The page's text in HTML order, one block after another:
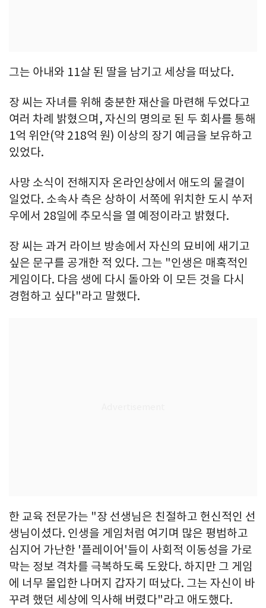
그는 아내와 11살 된 딸을 남기고 세상을 떠났다.
장 씨는 자녀를 위해 충분한 재산을 마련해 두었다고
여러 차례 밝혔으며, 자신의 명의로 된 두 회사를 통해
1억 위안(약 218억 원) 이상의 장기 예금을 보유하고
있었다.
사망 소식이 전해지자 온라인상에서 애도의 물결이
일었다. 소속사 측은 상하이 서쪽에 위치한 도시 쑤저
우에서 28일에 추모식을 열 예정이라고 밝혔다.
장 씨는 과거 라이브 방송에서 자신의 묘비에 새기고
싶은 문구를 공개한 적 있다. 그는 "인생은 매혹적인
게임이다. 다음 생에 다시 돌아와 이 모든 것을 다시
경험하고 싶다"라고 말했다.
한 교육 전문가는 "장 선생님은 친절하고 헌신적인 선
생님이셨다. 인생을 게임처럼 여기며 많은 평범하고
심지어 가난한 '플레이어'들이 사회적 이동성을 가로
막는 정보 격차를 극복하도록 도왔다. 하지만 그 게임
에 너무 몰입한 나머지 갑자기 떠났다. 그는 자신이 바
꾸려 했던 세상에 익사해 버렸다"라고 애도했다.